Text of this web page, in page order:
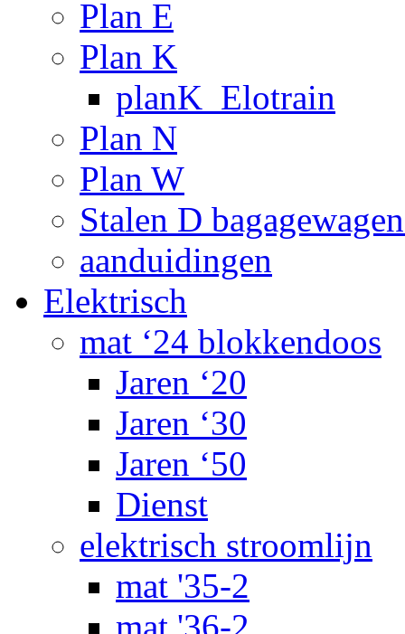
Plan E
Plan K
planK_Elotrain
Plan N
Plan W
Stalen D
aanduidingen
Elektrisch
mat ‘24 blokkendoos
Jaren ‘20
Jaren ‘30
Jaren ‘50
Dienst
elektrisch stroomlijn
mat '35-2